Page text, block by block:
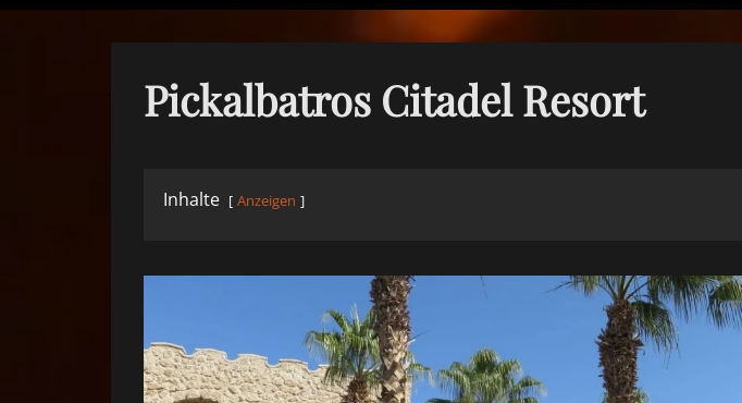
Pickalbatros Citadel Resort
Inhalte Anzeigen